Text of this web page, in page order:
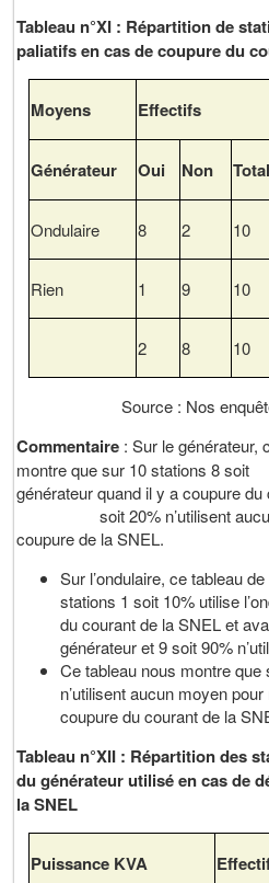
Tableau n°XI : Répartition de
paliatifs en cas de coupure du
Moyens Effectifs
Générateur Oui Non Total
Ondulaire 8 2 10
Rien 1 9 10
2 8 10
Source : Nos enquêtes
Commentaire : Sur le générateur,
montre que sur 10
générateur quand il y a coupure
soit 20% n’utilisent aucun
coupure de la SNEL.
Sur l’ondulaire, ce tableau
stations 1 soit 10% utilise
du courant de la SNEL et
générateur et 9 soit 90%
Ce tableau nous montre
n’utilisent aucun moyen
coupure du courant de la
Tableau n°XII : Répartition des
du générateur utilisé en cas de
la SNEL
Puissance KVA